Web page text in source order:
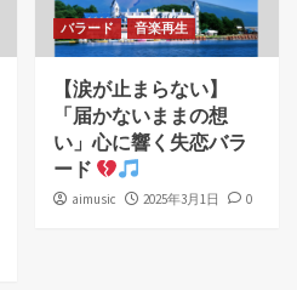
バラード 音楽再生
【涙が止まらない】
「届かないままの想
い」心に響く失恋バラ
ード
aimusic 2025年3月1日 0